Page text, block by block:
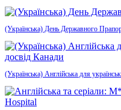
(Українська) День Державного
(Українська) Англійська для